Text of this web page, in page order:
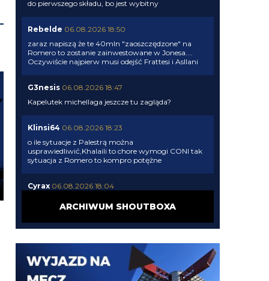
do pierwszego składu, bo jest wybitny
Rebelde 06.08.2026 18:50
zaraz napiszą że te 40mln "zaoszczędzone" na
Romero to zostanie zainwestowane w Jonesa....
Oczywiście najpierw musi odejść Frattesi i Asllani
G3nesis 06.08.2026 18:47
Kapelutek michellaga jeszcze tu zagląda?
Klinsi64 06.08.2026 18:23
o ile sytuacje z Palestrą można
usprawiedliwić,Khalaili to chore wymogi CONI tak
sytuacja z Romero to kompro potężne
Cyrax 06.08.2026 18:04
transferowym
jak nie czujesz pewnej różnicy to twoja sprawa
Xucatlan
ARCHIWUM SHOUTBOXA